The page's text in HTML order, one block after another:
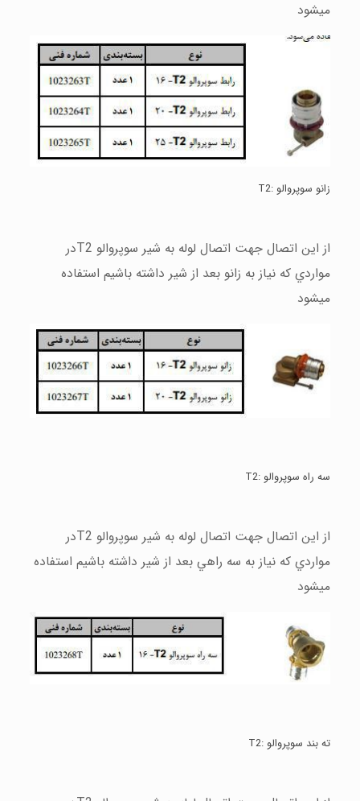
ميشود
زانو سوپروالو :T2
از اين اتصال جهت اتصال لوله به شير سوپروالو T2در
مواردي كه نياز به زانو بعد از شير داشته باشيم استفاده
ميشود
سه راه سوپروالو :T2
از اين اتصال جهت اتصال لوله به شير سوپروالو T2در
مواردي كه نياز به سه راهي بعد از شير داشته باشيم استفاده
ميشود
ته بند سوپروالو :T2